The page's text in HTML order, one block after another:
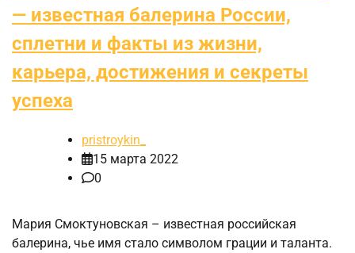
— известная балерина России,
сплетни и факты из жизни,
карьера, достижения и секреты
успеха
pristroykin_
15 марта 2022
0
Мария Смоктуновская – известная российская
балерина, чье имя стало символом грации и таланта.